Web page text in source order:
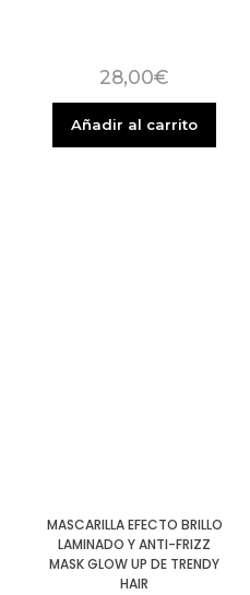
28,00€
Añadir al carrito
MASCARILLA EFECTO BRILLO
LAMINADO Y ANTI-FRIZZ
MASK GLOW UP DE TRENDY
HAIR